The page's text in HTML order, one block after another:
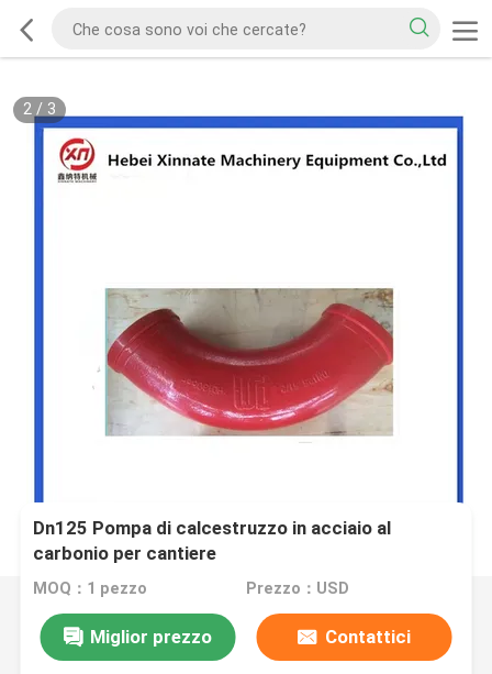
2/ 3
Dn125 Pompa di calcestruzzo in acciaio al
carbonio per cantiere
MOQ：1 pezzo Prezzo：USD
Miglior prezzo Contattici